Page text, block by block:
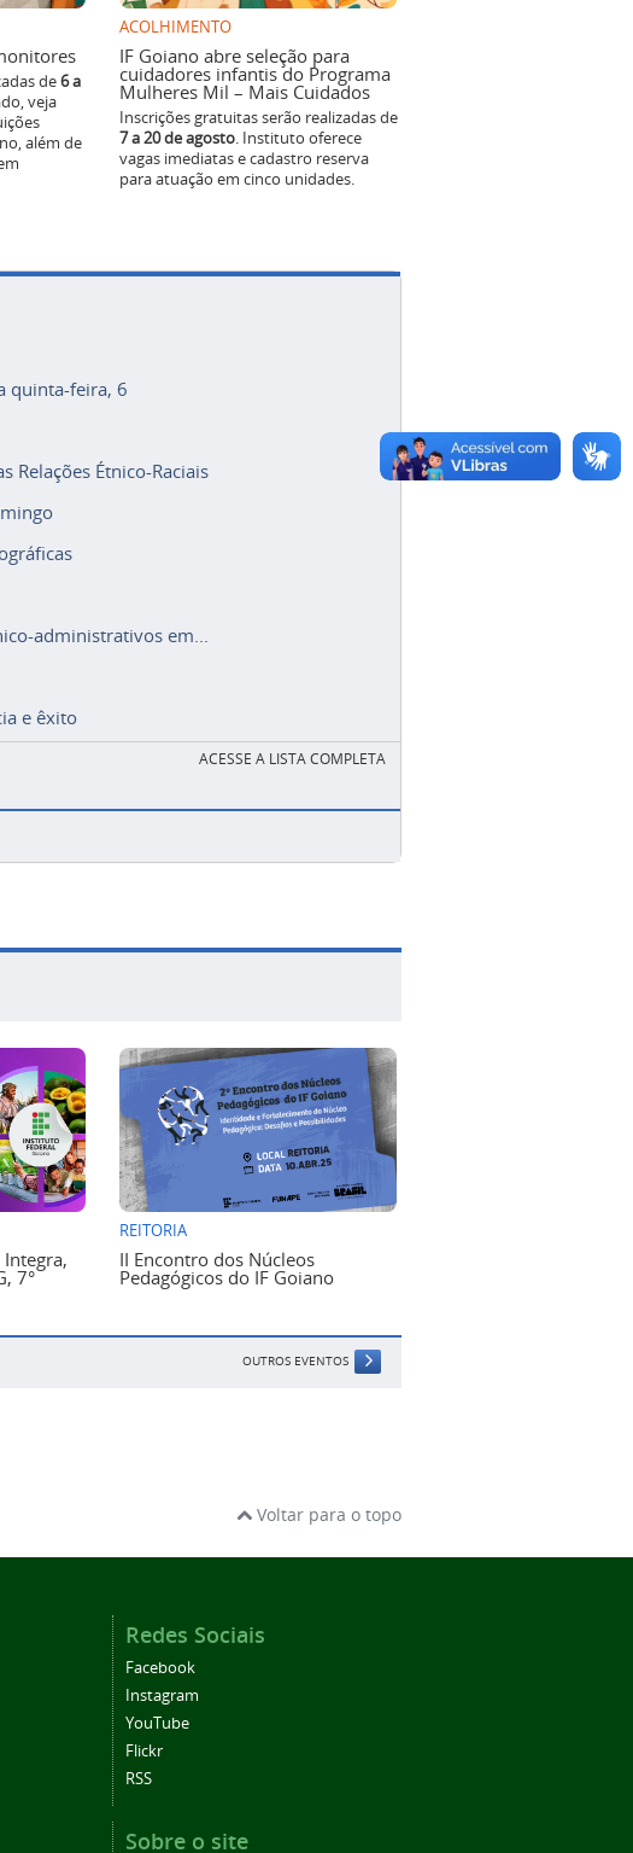
de6 a
veja
além de
ACOLHIMENTO
IF Goiano abre seleção para
cuidadores infantis do Programa
Mulheres Mil – Mais Cuidados
Inscrições gratuitas serão realizadas de
7 a 20 de agosto. Instituto oferece
vagas imediatas e cadastro reserva
para atuação em cinco unidades.
quinta-feira, 6
Relações Étnico-Raciais
administrativos em...
e êxito
ACESSE A LISTA COMPLETA
Integra,
7°
REITORIA
II Encontro dos Núcleos
Pedagógicos do IF Goiano
OUTROS EVENTOS
Voltar para o topo
Redes Sociais
Facebook
Instagram
YouTube
Flickr
RSS
Sobre o site